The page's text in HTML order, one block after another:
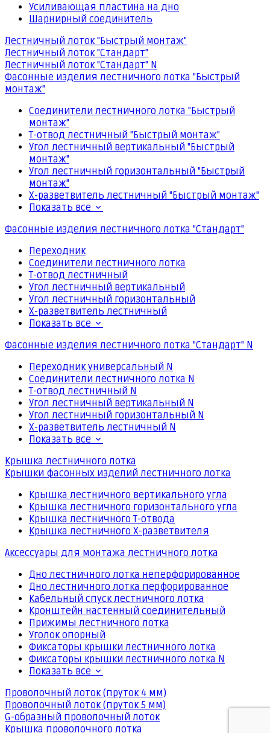
Усиливающая пластина на дно
Шарнирный соединитель
Лестничный лоток "Быстрый монтаж"
Лестничный лоток "Стандарт"
Лестничный лоток "Стандарт" N
Фасонные изделия лестничного лотка "Быстрый
монтаж"
Соединители лестничного лотка "Быстрый
монтаж"
Т-отвод лестничный "Быстрый монтаж"
Угол лестничный вертикальный "Быстрый
монтаж"
Угол лестничный горизонтальный "Быстрый
монтаж"
Х-разветвитель лестничный "Быстрый монтаж"
Показать все
Фасонные изделия лестничного лотка "Стандарт"
Переходник
Соединители лестничного лотка
Т-отвод лестничный
Угол лестничный вертикальный
Угол лестничный горизонтальный
Х-разветвитель лестничный
Показать все
Фасонные изделия лестничного лотка "Стандарт" N
Переходник универсальный N
Соединители лестничного лотка N
Т-отвод лестничный N
Угол лестничный вертикальный N
Угол лестничный горизонтальный N
Х-разветвитель лестничный N
Показать все
Крышка лестничного лотка
Крышки фасонных изделий лестничного лотка
Крышка лестничного вертикального угла
Крышка лестничного горизонтального угла
Крышка лестничного Т-отвода
Крышка лестничного Х-разветвителя
Аксессуары для монтажа лестничного лотка
Дно лестничного лотка неперфорированное
Дно лестничного лотка перфорированное
Кабельный спуск лестничного лотка
Кронштейн настенный соединительный
Прижимы лестничного лотка
Уголок опорный
Фиксаторы крышки лестничного лотка
Фиксаторы крышки лестничного лотка N
Показать все
Проволочный лоток (пруток 4 мм)
Проволочный лоток (пруток 5 мм)
G-образный проволочный лоток
Крышка проволочного лотка